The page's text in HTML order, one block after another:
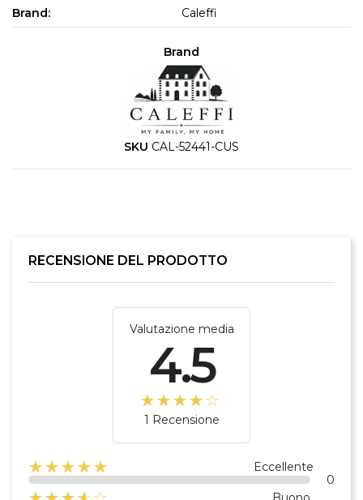
Brand:
Caleffi
Brand
SKU CAL-52441-CUS
RECENSIONE DEL PRODOTTO
Valutazione media
4.5
☆☆☆☆☆
★★★★★
1 Recensione
☆☆☆☆☆
★★★★★
Eccellente
0